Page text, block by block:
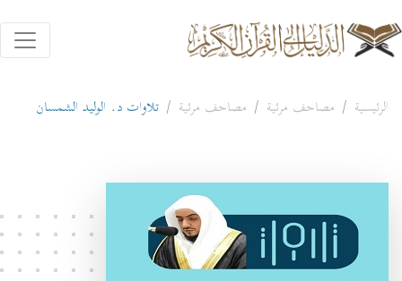
الرئيسية مصاحف مرئية مصاحف مرئية تلاوات د. الوليد الشمسان